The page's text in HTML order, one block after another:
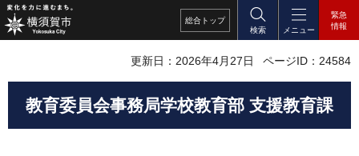
総合 トップ
検索
メニュー
緊急
情報
更新日：2026年4月27日 ページID：24584
教育委員会事務局学校教育部 支援教育課